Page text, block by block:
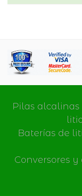
Pilas alcalinas
Baterías de
Conversores